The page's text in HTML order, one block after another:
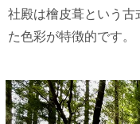
社殿は檜皮葺という
た色彩が特徴的です。